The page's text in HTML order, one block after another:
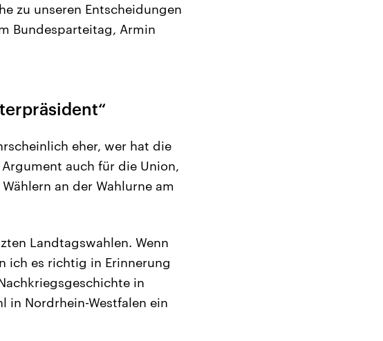
zu unseren Entscheidungen
Bundesparteitag, Armin
eher, wer hat die
auch für die Union,
an der Wahlurne am
Landtagswahlen. Wenn
ich es richtig in Erinnerung
in
in Nordrhein-Westfalen ein